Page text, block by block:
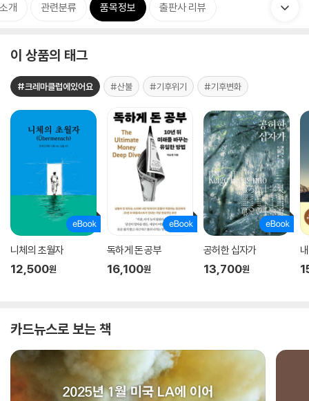
개 관련분류 품목정보 출판사 리뷰
이 상품의 태그
#크레마클럽에있어요 #산불 #기후위기 #기후변화
니체의 초월자
12,500원
독하게 돈 공부
16,100원
공허한 십자가
13,700원
카드뉴스로 보는 책